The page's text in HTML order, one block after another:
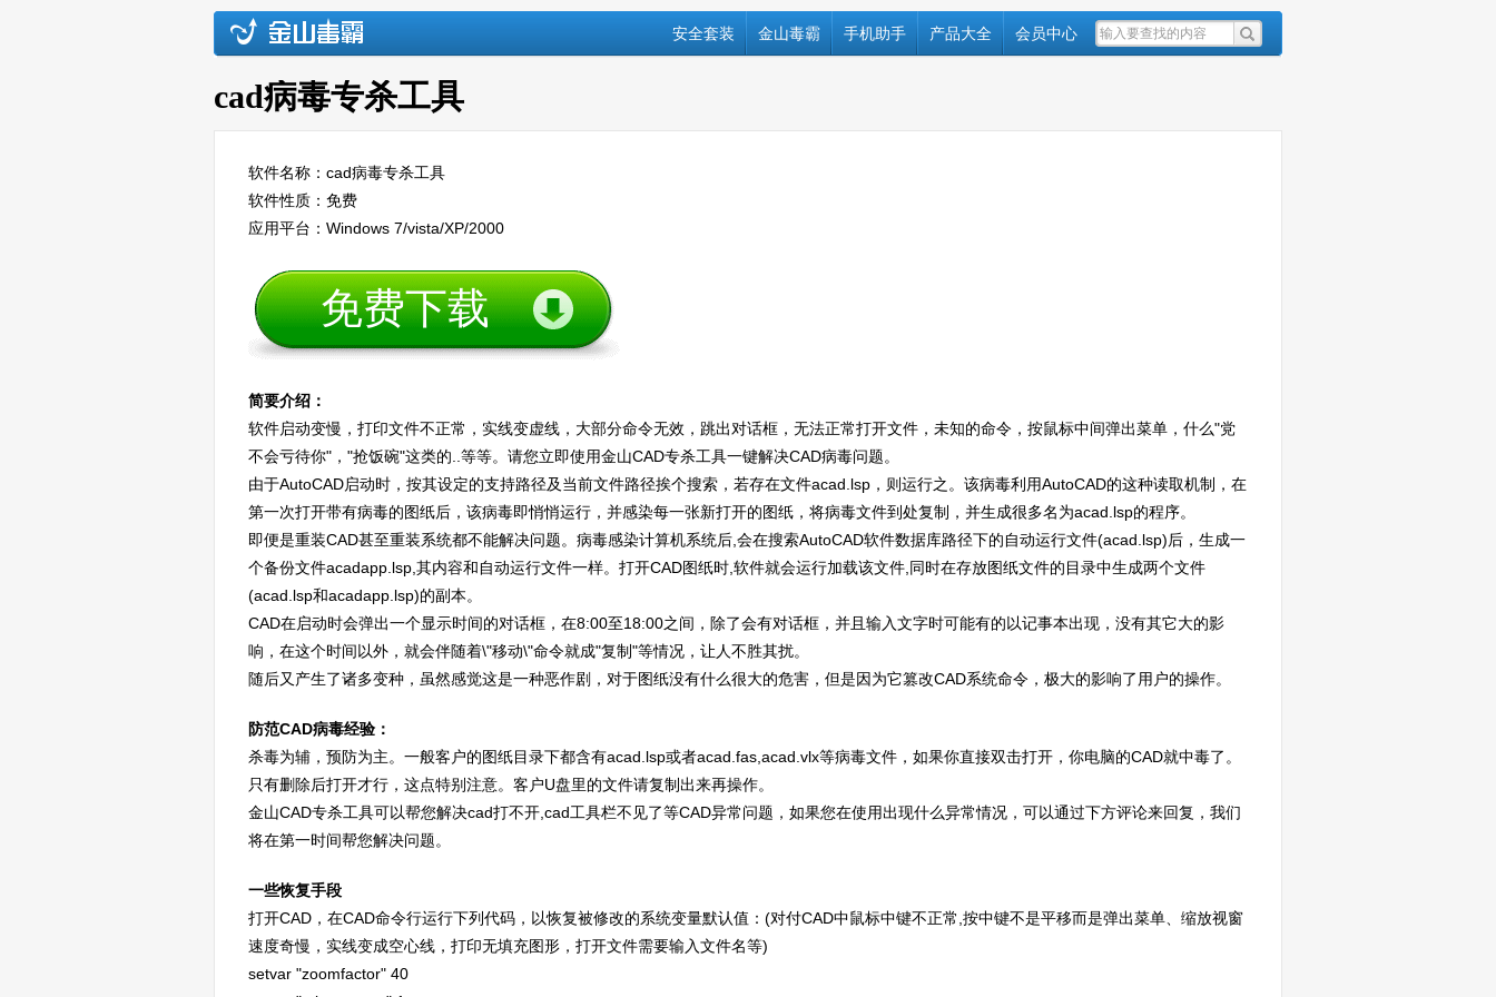
安全套装 金山毒霸 手机助手 产品大全 会员中心
cad病毒专杀工具
软件名称：cad病毒专杀工具
软件性质：免费
应用平台：Windows 7/vista/XP/2000
免费下载
简要介绍：
软件启动变慢，打印文件不正常，实线变虚线，大部分命令无效，跳出对话框，无法正常打开文件，未知的命令，按鼠标中间弹出菜单，什么"党
不会亏待你"，"抢饭碗"这类的..等等。请您立即使用金山CAD专杀工具一键解决CAD病毒问题。
由于AutoCAD启动时，按其设定的支持路径及当前文件路径挨个搜索，若存在文件acad.lsp，则运行之。该病毒利用AutoCAD的这种读取机制，在
第一次打开带有病毒的图纸后，该病毒即悄悄运行，并感染每一张新打开的图纸，将病毒文件到处复制，并生成很多名为acad.lsp的程序。
即便是重装CAD甚至重装系统都不能解决问题。病毒感染计算机系统后,会在搜索AutoCAD软件数据库路径下的自动运行文件(acad.lsp)后，生成一
个备份文件acadapp.lsp,其内容和自动运行文件一样。打开CAD图纸时,软件就会运行加载该文件,同时在存放图纸文件的目录中生成两个文件
(acad.lsp和acadapp.lsp)的副本。
CAD在启动时会弹出一个显示时间的对话框，在8:00至18:00之间，除了会有对话框，并且输入文字时可能有的以记事本出现，没有其它大的影
响，在这个时间以外，就会伴随着\"移动\"命令就成"复制"等情况，让人不胜其扰。
随后又产生了诸多变种，虽然感觉这是一种恶作剧，对于图纸没有什么很大的危害，但是因为它篡改CAD系统命令，极大的影响了用户的操作。
防范CAD病毒经验：
杀毒为辅，预防为主。一般客户的图纸目录下都含有acad.lsp或者acad.fas,acad.vlx等病毒文件，如果你直接双击打开，你电脑的CAD就中毒了。
只有删除后打开才行，这点特别注意。客户U盘里的文件请复制出来再操作。
金山CAD专杀工具可以帮您解决cad打不开,cad工具栏不见了等CAD异常问题，如果您在使用出现什么异常情况，可以通过下方评论来回复，我们
将在第一时间帮您解决问题。
一些恢复手段
打开CAD，在CAD命令行运行下列代码，以恢复被修改的系统变量默认值：(对付CAD中鼠标中键不正常,按中键不是平移而是弹出菜单、缩放视窗
速度奇慢，实线变成空心线，打印无填充图形，打开文件需要输入文件名等)
setvar "zoomfactor" 40